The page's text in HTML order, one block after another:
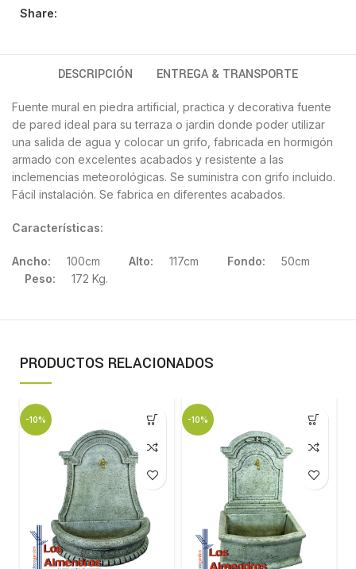
Share:
DESCRIPCIÓN ENTREGA & TRANSPORTE
Fuente mural en piedra artificial, practica y decorativa fuente
de pared ideal para su terraza o jardin donde poder utilizar
una salida de agua y colocar un grifo, fabricada en hormigón
armado con excelentes acabados y resistente a las
inclemencias meteorológicas. Se suministra con grifo incluido.
Fácil instalación. Se fabrica en diferentes acabados.
Características:
Ancho: 100cm Alto: 117cm Fondo: 50cm
Peso: 172 Kg.
PRODUCTOS RELACIONADOS
-10% -10%